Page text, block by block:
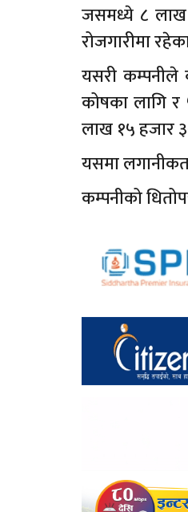
जसमध्ये ८ लाख
रोजगारीमा
यसरी कम्पनीले
कोषका लागि र
लाख १५ हजार
यसमा
कम्पनीको